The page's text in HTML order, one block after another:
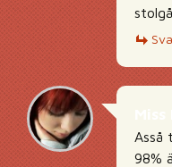
Asså
98%